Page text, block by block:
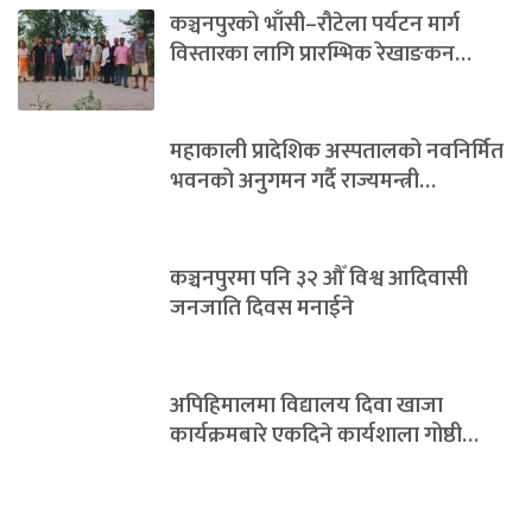
कञ्चनपुरको भाँसी–रौटेला पर्यटन मार्ग
विस्तारका लागि प्रारम्भिक रेखाङकन…
महाकाली प्रादेशिक अस्पतालको नवनिर्मित
भवनको अनुगमन गर्दै राज्यमन्त्री…
कञ्चनपुरमा पनि ३२ औँ विश्व आदिवासी
जनजाति दिवस मनाईने
अपिहिमालमा विद्यालय दिवा खाजा
कार्यक्रमबारे एकदिने कार्यशाला गोष्ठी…